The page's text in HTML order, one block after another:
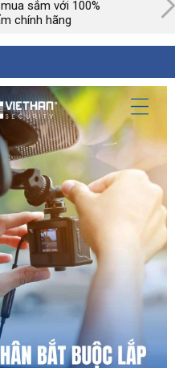
sắm với 100%
chính hãng